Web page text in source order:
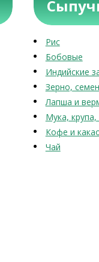
Рис
Бобовые
Индийские
Зерно,
Лапша и
Мука, крупа,
Кофе и
Чай